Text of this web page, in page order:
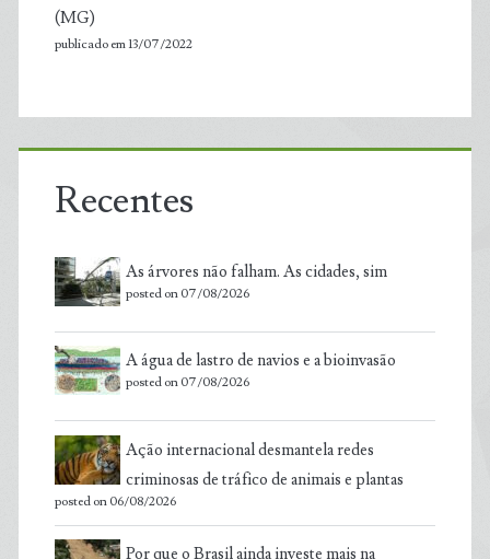
(MG)
publicado em 13/07/2022
Recentes
As árvores não falham. As cidades, sim
posted on 07/08/2026
A água de lastro de navios e a bioinvasão
posted on 07/08/2026
Ação internacional desmantela redes
criminosas de tráfico de animais e plantas
posted on 06/08/2026
Por que o Brasil ainda investe mais na